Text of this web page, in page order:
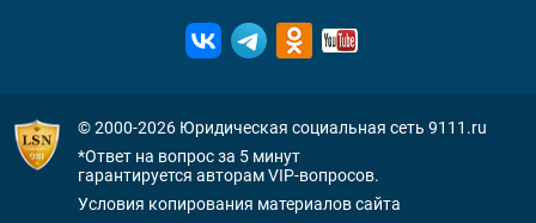
© 2000-2026 Юридическая социальная сеть 9111.ru
*Ответ на вопрос за 5 минут
гарантируется авторам VIP-вопросов.
Условия копирования материалов сайта